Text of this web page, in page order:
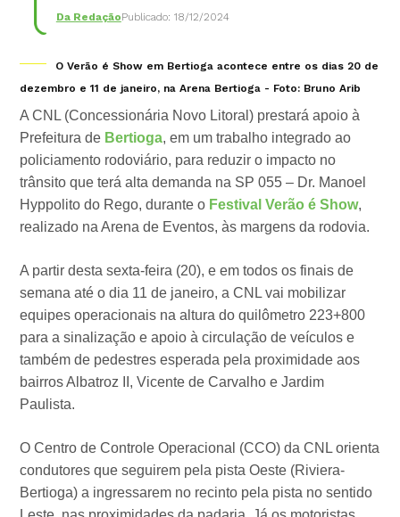
Da RedaçãoPublicado: 18/12/2024
O Verão é Show em Bertioga acontece entre os dias 20 de
dezembro e 11 de janeiro, na Arena Bertioga - Foto: Bruno Arib
A CNL (Concessionária Novo Litoral) prestará apoio à
Prefeitura de Bertioga, em um trabalho integrado ao
policiamento rodoviário, para reduzir o impacto no
trânsito que terá alta demanda na SP 055 – Dr. Manoel
Hyppolito do Rego, durante o Festival Verão é Show,
realizado na Arena de Eventos, às margens da rodovia.
A partir desta sexta-feira (20), e em todos os finais de
semana até o dia 11 de janeiro, a CNL vai mobilizar
equipes operacionais na altura do quilômetro 223+800
para a sinalização e apoio à circulação de veículos e
também de pedestres esperada pela proximidade aos
bairros Albatroz II, Vicente de Carvalho e Jardim
Paulista.
O Centro de Controle Operacional (CCO) da CNL orienta
condutores que seguirem pela pista Oeste (Riviera-
Bertioga) a ingressarem no recinto pela pista no sentido